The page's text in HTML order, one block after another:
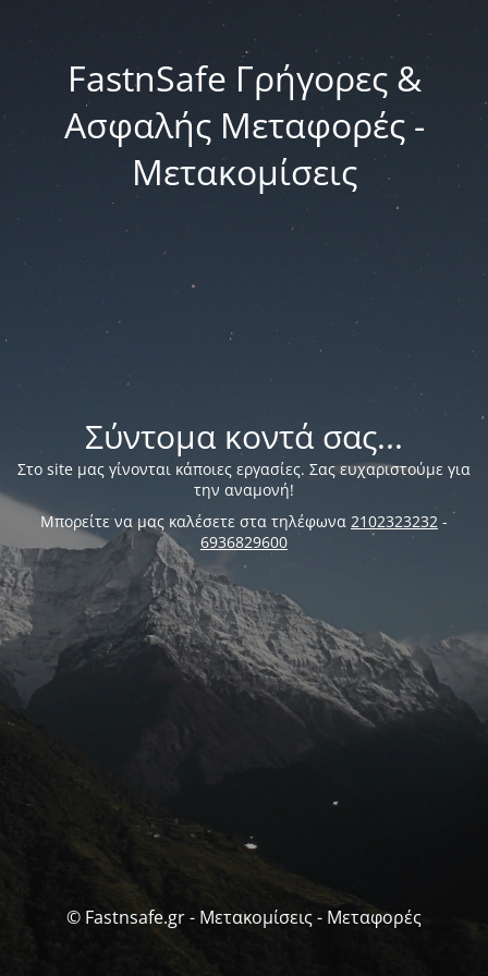
FastnSafe Γρήγορες &
Ασφαλής Μεταφορές -
Μετακομίσεις
Σύντομα κοντά σας...
Στο site μας γίνονται κάποιες εργασίες. Σας ευχαριστούμε για
την αναμονή!
Μπορείτε να μας καλέσετε στα τηλέφωνα 2102323232 -
6936829600
© Fastnsafe.gr - Μετακομίσεις - Μεταφορές